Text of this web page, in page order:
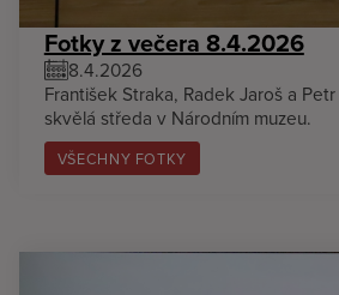
Fotky z večera 8.4.2026
8.4.2026
František Straka, Radek Jaroš a
skvělá středa v Národním muzeu.
VŠECHNY FOTKY